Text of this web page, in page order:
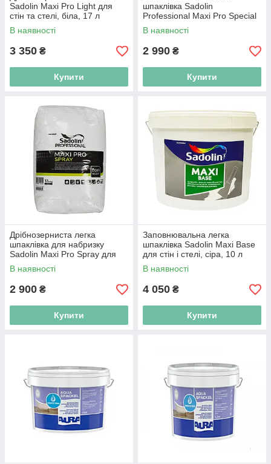
Sadolin Maxi Pro Light для
стін та стелі, біла, 17 л
В наявності
3 350 ₴
Купити
шпаклівка Sadolin
Professional Maxi Pro Special
для стін і стелі, світло-сіра,
10 л
В наявності
2 990 ₴
Купити
Дрібнозерниста легка
шпаклівка для набризку
Sadolin Maxi Pro Spray для
стін і стелі, біла, 17 л
В наявності
2 900 ₴
Купити
Заповнювальна легка
шпаклівка Sadolin Maxi Base
для стін і стелі, сіра, 10 л
В наявності
4 050 ₴
Купити